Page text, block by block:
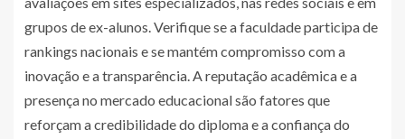
grupos de ex-alunos. Verifique se a faculdade participa de
rankings nacionais e se mantém compromisso com a
inovação e a transparência. A reputação acadêmica e a
presença no mercado educacional são fatores que
reforçam a credibilidade do diploma e a confiança do